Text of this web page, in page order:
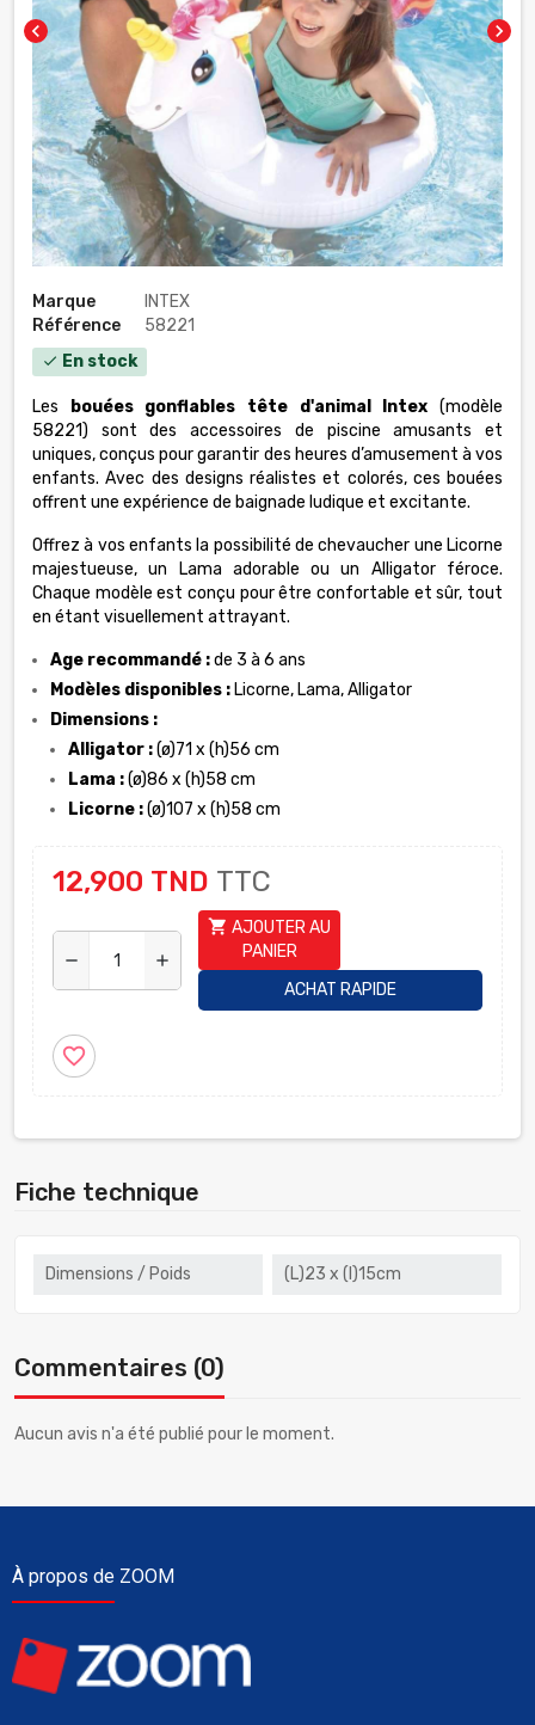
chevron_left chevron_right
Marque
INTEX
Référence
58221
check En stock
Les bouées gonflables tête d'animal Intex (modèle
58221) sont des accessoires de piscine amusants et
uniques, conçus pour garantir des heures d’amusement à vos
enfants. Avec des designs réalistes et colorés, ces bouées
offrent une expérience de baignade ludique et excitante.
Offrez à vos enfants la possibilité de chevaucher une Licorne
majestueuse, un Lama adorable ou un Alligator féroce.
Chaque modèle est conçu pour être confortable et sûr, tout
en étant visuellement attrayant.
Age recommandé :de 3 à 6 ans
Modèles disponibles : Licorne, Lama, Alligator
Dimensions :
Alligator :(ø)71 x (h)56 cm
Lama :(ø)86 x (h)58 cm
Licorne :(ø)107 x (h)58 cm
12,900 TND TTC
remove add
shopping_cart AJOUTER AU
PANIER
ACHAT RAPIDE
favorite_border
Fiche technique
Dimensions / Poids (L)23 x (l)15cm
Commentaires (0)
Aucun avis n'a été publié pour le moment.
À propos de ZOOM